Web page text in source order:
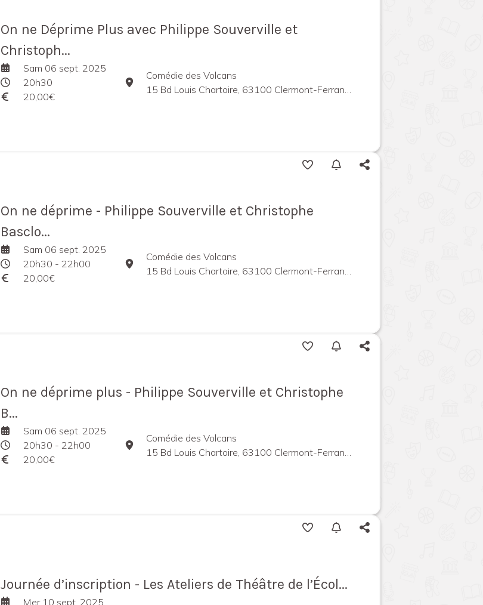
On ne Déprime Plus avec Philippe Souverville et
Christoph...
Sam 06 sept. 2025
20h30
20,00€
Comédie des Volcans
15 Bd Louis Chartoire, 63100 Clermont-Ferrand, France
On ne déprime - Philippe Souverville et Christophe
Basclo...
Sam 06 sept. 2025
20h30 - 22h00
20,00€
Comédie des Volcans
15 Bd Louis Chartoire, 63100 Clermont-Ferrand, France
On ne déprime plus - Philippe Souverville et Christophe
B...
Sam 06 sept. 2025
20h30 - 22h00
20,00€
Comédie des Volcans
15 Bd Louis Chartoire, 63100 Clermont-Ferrand, France
Journée d’inscription - Les Ateliers de Théâtre de l’Écol...
Mer 10 sept. 2025